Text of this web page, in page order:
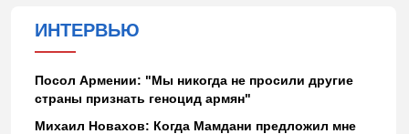
ИНТЕРВЬЮ
Посол Армении: "Мы никогда не просили другие
страны признать геноцид армян"
Михаил Новахов: Когда Мамдани предложил мне